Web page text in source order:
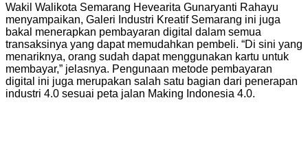
Wakil Walikota Semarang Hevearita Gunaryanti Rahayu
menyampaikan, Galeri Industri Kreatif Semarang ini juga
bakal menerapkan pembayaran digital dalam semua
transaksinya yang dapat memudahkan pembeli. “Di sini yang
menariknya, orang sudah dapat menggunakan kartu untuk
membayar,” jelasnya. Pengunaan metode pembayaran
digital ini juga merupakan salah satu bagian dari penerapan
industri 4.0 sesuai peta jalan Making Indonesia 4.0.